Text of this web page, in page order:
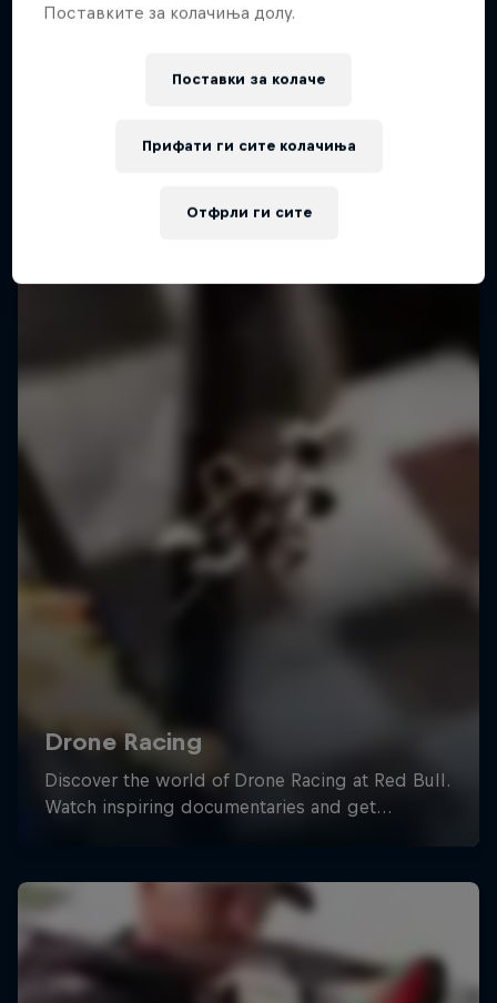
Поставките за колачиња долу.
Поставки за колачe
Отфрли ги сите
Прифати ги сите колачиња